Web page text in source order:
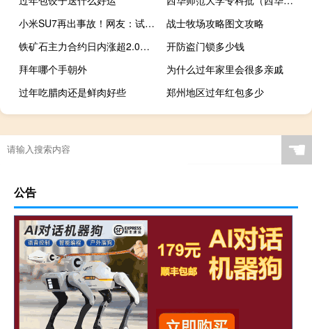
小米SU7再出事故！网友：试驾需谨慎 提速太猛了
战士牧场攻略图文攻略
铁矿石主力合约日内涨超2.00%现报941.00元/吨焦煤主力合约日内涨超3.00%现报1973.5元/吨
开防盗门锁多少钱
拜年哪个手朝外
为什么过年家里会很多亲戚
过年吃腊肉还是鲜肉好些
郑州地区过年红包多少
☚
公告